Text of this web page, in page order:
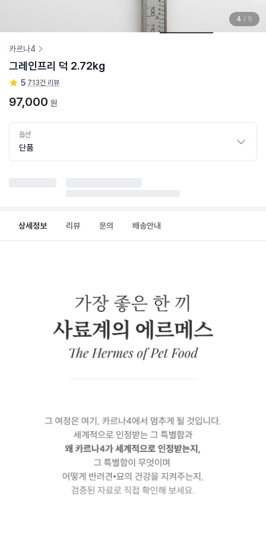
4 / 5
카르나4
그레인프리 덕 2.72kg
5 713건 리뷰
97,000 원
옵션
단품
상세정보 리뷰 문의 배송안내